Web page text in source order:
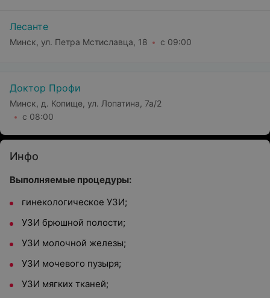
Лесанте
Минск, ул. Петра Мстиславца, 18 с 09:00
Доктор Профи
Минск, д. Копище, ул. Лопатина, 7а/2
с 08:00
Инфо
Выполняемые процедуры:
гинекологическое УЗИ;
УЗИ брюшной полости;
УЗИ молочной железы;
УЗИ мочевого пузыря;
УЗИ мягких тканей;